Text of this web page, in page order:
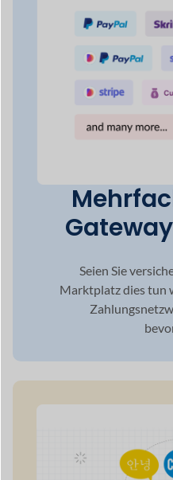
Globale
globalen E-
Sicherstellungdass